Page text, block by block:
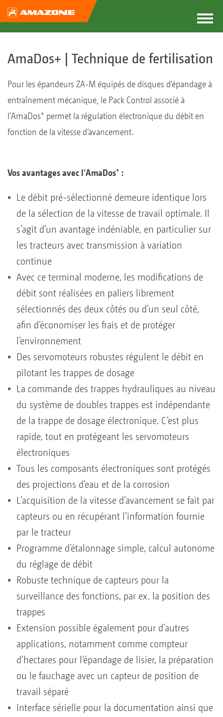
AmaDos+ | Technique de fertilisation
Pour les épandeurs ZA-M équipés de disques d’épandage à
entraînement mécanique, le Pack Control associé à
l’AmaDos+ permet la régulation électronique du débit en
fonction de la vitesse d’avancement.
Vos avantages avec l’AmaDos+ :
Le débit pré-sélectionné demeure identique lors
de la sélection de la vitesse de travail optimale. Il
s’agit d’un avantage indéniable, en particulier sur
les tracteurs avec transmission à variation
continue
Avec ce terminal moderne, les modifications de
débit sont réalisées en paliers librement
sélectionnés des deux côtés ou d’un seul côté,
afin d’économiser les frais et de protéger
l’environnement
Des servomoteurs robustes régulent le débit en
pilotant les trappes de dosage
La commande des trappes hydrauliques au niveau
du système de doubles trappes est indépendante
de la trappe de dosage électronique. C’est plus
rapide, tout en protégeant les servomoteurs
électroniques
Tous les composants électroniques sont protégés
des projections d’eau et de la corrosion
L’acquisition de la vitesse d’avancement se fait par
capteurs ou en récupérant l’information fournie
par le tracteur
Programme d’étalonnage simple, calcul autonome
du réglage de débit
Robuste technique de capteurs pour la
surveillance des fonctions, par ex. la position des
trappes
Extension possible également pour d’autres
applications, notamment comme compteur
d’hectares pour l’épandage de lisier, la préparation
ou le fauchage avec un capteur de position de
travail séparé
Interface sérielle pour la documentation ainsi que